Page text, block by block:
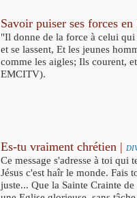
Savoir puiser ses forces en
"Il donne de la force à celui
et se lassent, Et les jeunes
comme les aigles; Ils courent,
EMCITV).
Es-tu vraiment chrétien |
Ce message s'adresse à toi
Jésus c'est haîr le monde.
juste... Que la Sainte Crainte